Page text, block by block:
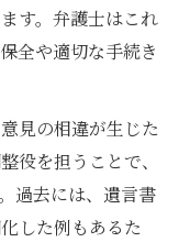
す。弁護士はこれ
全や適切な手続き
見の相違が生じた
役を担うことで、
過去には、遺言書
した例もあるた